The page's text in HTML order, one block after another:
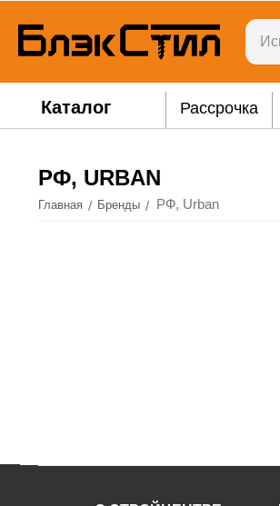
Каталог Рассрочка
РФ, URBAN
Главная / Бренды / РФ, Urban